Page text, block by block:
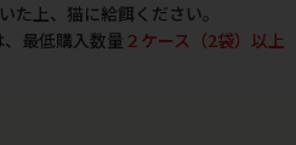
上、猫に給餌ください。
最低購入数量 ２ケース（2袋）以上